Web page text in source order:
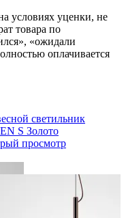
условиях уценки, не
товара по
«ожидали
оплачивается
светильник
S Золото
просмотр